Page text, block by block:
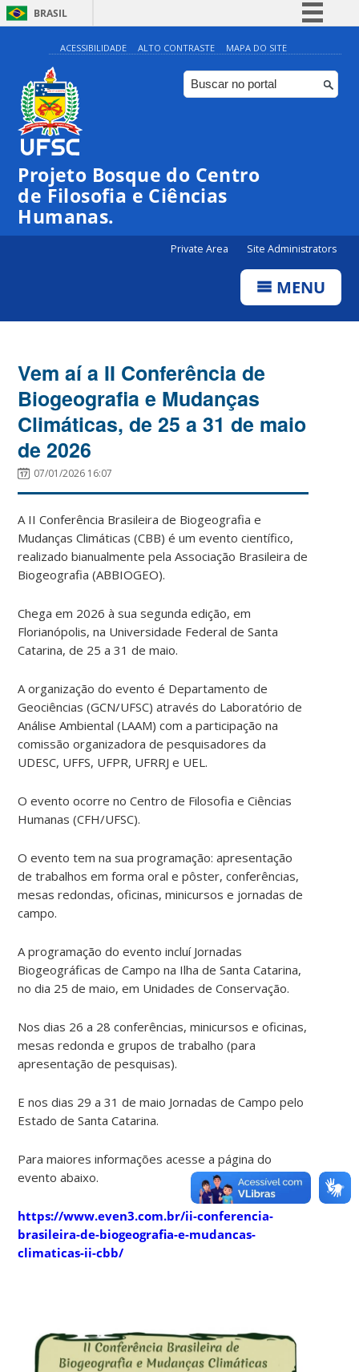
BRASIL
Simplifique!
Comunica BR
Participe
Canais
ACESSIBILIDADE ALTO CONTRASTE MAPA DO SITE
Projeto Bosque do Centro
de Filosofia e Ciências
Humanas.
Private Area Site Administrators
MENU
Vem aí a II Conferência de
Biogeografia e Mudanças
Climáticas, de 25 a 31 de maio
de 2026
07/01/2026 16:07
A II Conferência Brasileira de Biogeografia e
Mudanças Climáticas (CBB) é um evento científico,
realizado bianualmente pela Associação Brasileira de
Biogeografia (ABBIOGEO).
Chega em 2026 à sua segunda edição, em
Florianópolis, na Universidade Federal de Santa
Catarina, de 25 a 31 de maio.
A organização do evento é Departamento de
Geociências (GCN/UFSC) através do Laboratório de
Análise Ambiental (LAAM) com a participação na
comissão organizadora de pesquisadores da
UDESC, UFFS, UFPR, UFRRJ e UEL.
O evento ocorre no Centro de Filosofia e Ciências
Humanas (CFH/UFSC).
O evento tem na sua programação: apresentação
de trabalhos em forma oral e pôster, conferências,
mesas redondas, oficinas, minicursos e jornadas de
campo.
A programação do evento incluí Jornadas
Biogeográficas de Campo na Ilha de Santa Catarina,
no dia 25 de maio, em Unidades de Conservação.
Nos dias 26 a 28 conferências, minicursos e oficinas,
mesas redonda e grupos de trabalho (para
apresentação de pesquisas).
E nos dias 29 a 31 de maio Jornadas de Campo pelo
Estado de Santa Catarina.
Para maiores informações acesse a página do
evento abaixo.
https://www.even3.com.br/ii-conferencia-
brasileira-de-biogeografia-e-mudancas-
climaticas-ii-cbb/